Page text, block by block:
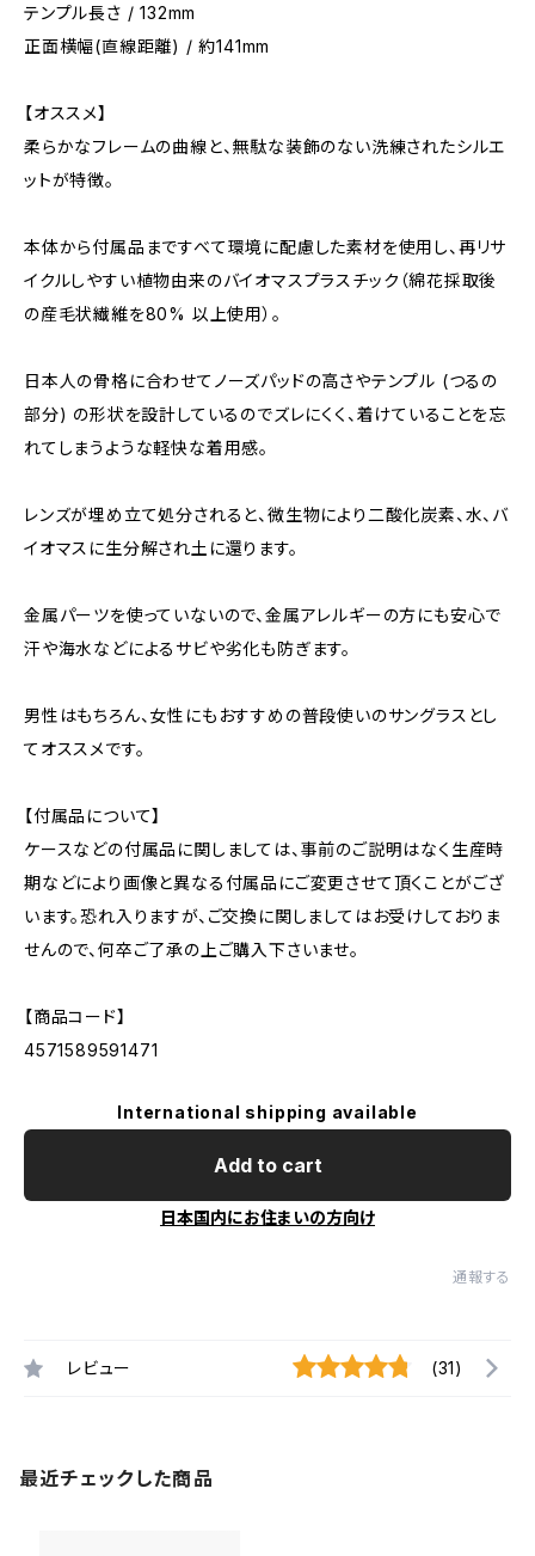
テンプル長さ / 132mm
正面横幅(直線距離) / 約141mm
【オススメ】
柔らかなフレームの曲線と、無駄な装飾のない洗練されたシルエ
ットが特徴。
本体から付属品まですべて環境に配慮した素材を使用し、再リサ
イクルしやすい植物由来のバイオマスプラスチック（綿花採取後
の産毛状繊維を80% 以上使用）。
日本人の骨格に合わせてノーズパッドの高さやテンプル (つるの
部分) の形状を設計しているのでズレにくく、着けていることを忘
れてしまうような軽快な着用感。
レンズが埋め立て処分されると、微生物により二酸化炭素、水、バ
イオマスに生分解され土に還ります。
金属パーツを使っていないので、金属アレルギーの方にも安心で
汗や海水などによるサビや劣化も防ぎます。
男性はもちろん、女性にもおすすめの普段使いのサングラスとし
てオススメです。
【付属品について】
ケースなどの付属品に関しましては、事前のご説明はなく生産時
期などにより画像と異なる付属品にご変更させて頂くことがござ
います。恐れ入りますが、ご交換に関しましてはお受けしておりま
せんので、何卒ご了承の上ご購入下さいませ。
【商品コード】
4571589591471
International shipping available
Add to cart
日本国内にお住まいの方向け
通報する
レビュー (31)
最近チェックした商品